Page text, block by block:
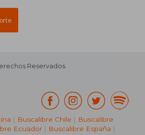
Reservados.
| Buscalibre Chile | Buscalibre
Ecuador | Buscalibre España |